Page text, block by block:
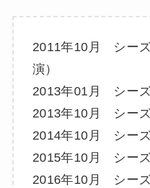
2011年10月 シー
演）
2013年01月 シー
2013年10月 シーズ
2014年10月 シー
2015年10月 シーズ
2016年10月 シー